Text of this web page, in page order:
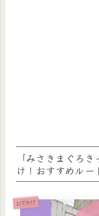
「みさきまぐろ
け！おすすめルー
おでかけ